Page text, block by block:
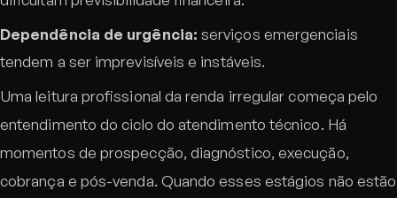
Dependência de urgência: serviços emergenciais
tendem a ser imprevisíveis e instáveis.
Uma leitura profissional da renda irregular começa pelo
entendimento do ciclo do atendimento técnico. Há
momentos de prospecção, diagnóstico, execução,
cobrança e pós-venda. Quando esses estágios não estão